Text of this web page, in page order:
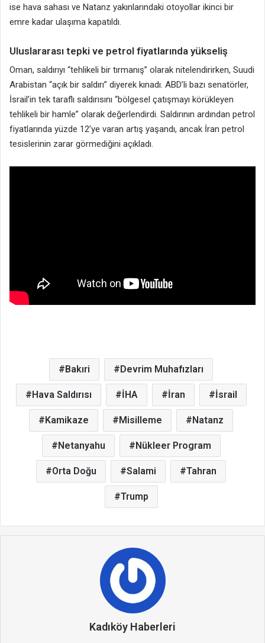
ise hava sahası ve Natanz yakınlarındaki otoyollar ikinci bir
emre kadar ulaşıma kapatıldı.
Uluslararası tepki ve petrol fiyatlarında yükseliş
Oman, saldırıyı “tehlikeli bir tırmanış” olarak nitelendirirken, Suudi
Arabistan “açık bir saldırı” diyerek kınadı. ABD’li bazı senatörler,
İsrail’in tek taraflı saldırısını “bölgesel çatışmayı körükleyen
tehlikeli bir hamle” olarak değerlendirdi. Saldırının ardından petrol
fiyatlarında yüzde 12’ye varan artış yaşandı, ancak İran petrol
tesislerinin zarar görmediğini açıkladı.
Bakıri Devrim Muhafızları
Hava Saldırısı İHA İran İsrail
Kamikaze Misilleme Natanz
Netanyahu Nükleer Program
Orta Doğu Salami Tahran
Trump
Kadıköy Haberleri